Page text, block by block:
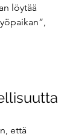
löytää
että